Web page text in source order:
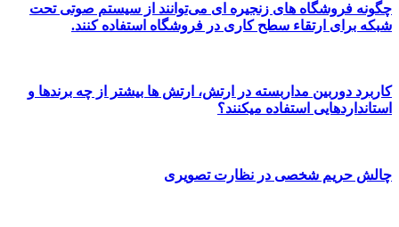
چگونه فروشگاه های زنجیره ای می‌توانند از سیستم صوتی تحت
شبکه برای ارتقاء سطح کاری در فروشگاه استفاده کنند.
کاربرد دوربین مداربسته در ارتش، ارتش ها بیشتر از چه برندها و
استانداردهایی استفاده میکنند؟
چالش حریم شخصی در نظارت تصویری